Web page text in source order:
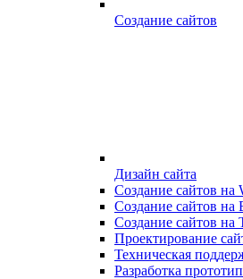
Создание сайтов
Дизайн сайта
Создание сайтов на
Создание сайтов на
Создание сайтов на
Проектирование
Техническая
Разработка